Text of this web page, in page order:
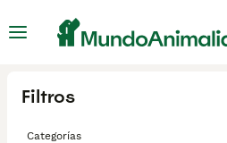
Filtros
Categorías